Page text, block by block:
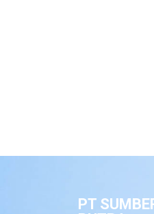
PT